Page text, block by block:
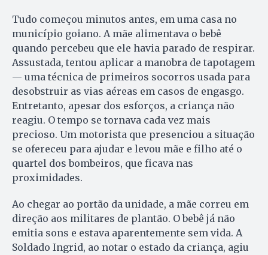
Tudo começou minutos antes, em uma casa no
município goiano. A mãe alimentava o bebê
quando percebeu que ele havia parado de respirar.
Assustada, tentou aplicar a manobra de tapotagem
— uma técnica de primeiros socorros usada para
desobstruir as vias aéreas em casos de engasgo.
Entretanto, apesar dos esforços, a criança não
reagiu. O tempo se tornava cada vez mais
precioso. Um motorista que presenciou a situação
se ofereceu para ajudar e levou mãe e filho até o
quartel dos bombeiros, que ficava nas
proximidades.
Ao chegar ao portão da unidade, a mãe correu em
direção aos militares de plantão. O bebê já não
emitia sons e estava aparentemente sem vida. A
Soldado Ingrid, ao notar o estado da criança, agiu